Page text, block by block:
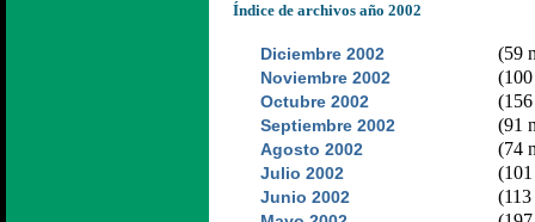
Índice de archivos año 2002
Diciembre 2002 (59
Noviembre 2002
Octubre 2002
Septiembre 2002 (91
Agosto 2002 (74
Julio 2002
Junio 2002